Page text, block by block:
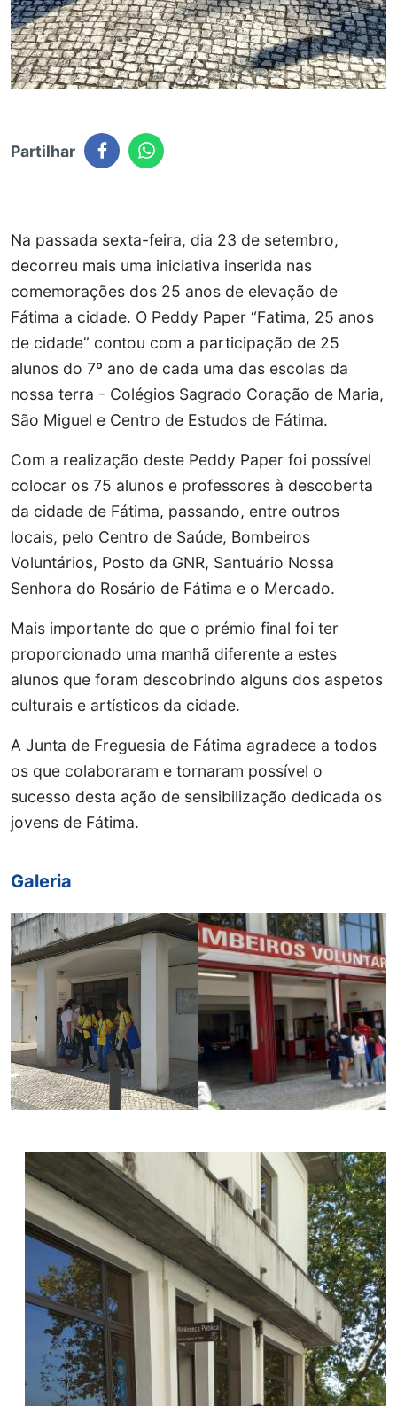
Partilhar
Na passada sexta-feira, dia 23 de setembro,
decorreu mais uma iniciativa inserida nas
comemorações dos 25 anos de elevação de
Fátima a cidade. O Peddy Paper “Fatima, 25 anos
de cidade” contou com a participação de 25
alunos do 7º ano de cada uma das escolas da
nossa terra - Colégios Sagrado Coração de Maria,
São Miguel e Centro de Estudos de Fátima.
Com a realização deste Peddy Paper foi possível
colocar os 75 alunos e professores à descoberta
da cidade de Fátima, passando, entre outros
locais, pelo Centro de Saúde, Bombeiros
Voluntários, Posto da GNR, Santuário Nossa
Senhora do Rosário de Fátima e o Mercado.
Mais importante do que o prémio final foi ter
proporcionado uma manhã diferente a estes
alunos que foram descobrindo alguns dos aspetos
culturais e artísticos da cidade.
A Junta de Freguesia de Fátima agradece a todos
os que colaboraram e tornaram possível o
sucesso desta ação de sensibilização dedicada os
jovens de Fátima.
Galeria